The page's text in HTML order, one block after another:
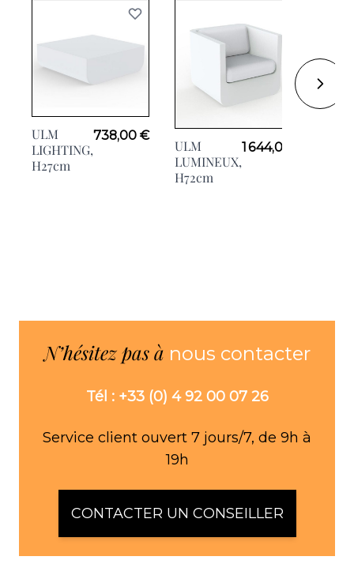
ULM
LIGHTING,
H27cm
738,00 €
ULM
LUMINEUX,
H72cm
1 644,00 €
N’hésitez pas à nous contacter
Tél : +33 (0) 4 92 00 07 26
Service client ouvert 7 jours/7, de 9h à
19h
CONTACTER UN CONSEILLER